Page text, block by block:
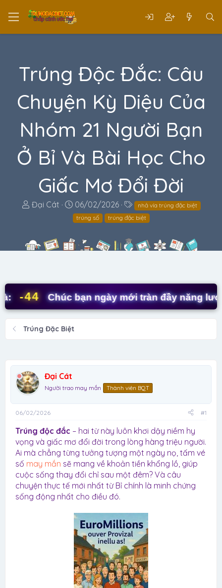
Trúng Độc Đắc: Câu
Chuyện Kỳ Diệu Của
Nhóm 21 Người Bạn
Ở Bỉ Và Bài Học Cho
Giấc Mơ Đổi Đời
T
a
t
a
r
t
e
Đại Cát
N
g
à
g
06/02/2026
T
ừ
k
ó
nhả vía trúng đặc biệt
trúng số
trúng đặc biệt
-44 Chúc bạn ngày mới tràn đầy năng lượng!
Trúng Đặc Biệt
Đại Cát
Người trao may mắn Thành viên BQT
06/02/2026 #1
Trúng độc đắc – hai từ này luôn khơi dậy niềm hy
vọng và giấc mơ đổi đời trong lòng hàng triệu người.
Ai mà chẳng từng tưởng tượng một ngày nọ, tấm vé
số may mắn sẽ mang về khoản tiền khổng lồ, giúp
cuộc sống thay đổi chỉ sau một đêm? Và câu
chuyện thực tế mới nhất từ Bỉ chính là minh chứng
sống động nhất cho điều đó.